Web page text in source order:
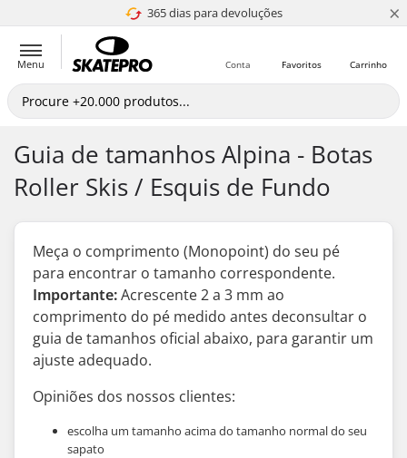
365 dias para devoluções
4.8 de 5 ×
Menu Carrinho
Favoritos
Conta
Guia de tamanhos Alpina - Botas
Roller Skis / Esquis de Fundo
Meça o comprimento (Monopoint) do seu pé
para encontrar o tamanho correspondente.
Importante:Acrescente 2 a 3 mm ao
comprimento do pé medido antes deconsultar o
guia de tamanhos oficial abaixo, para garantir um
ajuste adequado.
Opiniões dos nossos clientes:
escolha um tamanho acima do tamanho normal do seu
sapato